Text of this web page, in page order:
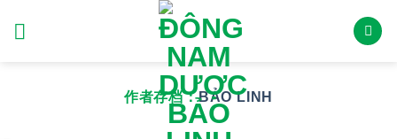
作者存档：BẢO LINH